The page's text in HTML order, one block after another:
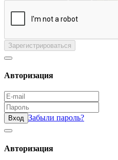
Зарегистрироваться
Авторизация
Вход Забыли пароль?
Авторизация